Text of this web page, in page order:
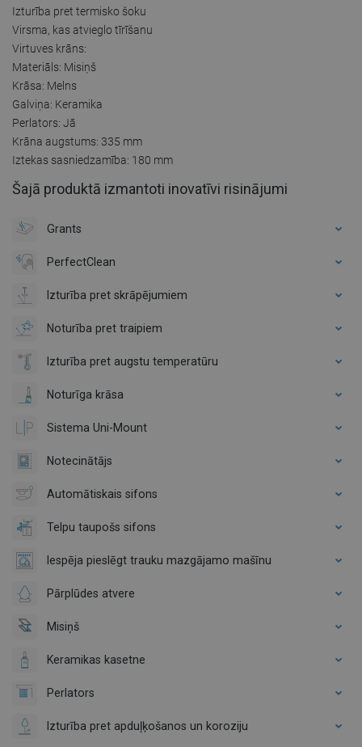
Izturība pret termisko šoku
Virsma, kas atvieglo tīrīšanu
Virtuves krāns:
Materiāls: Misiņš
Krāsa: Melns
Galviņa: Keramika
Perlators: Jā
Krāna augstums: 335 mm
Iztekas sasniedzamība: 180 mm
Šajā produktā izmantoti inovatīvi risinājumi
Grants
PerfectClean
Izturība pret skrāpējumiem
Noturība pret traipiem
Izturība pret augstu temperatūru
Noturīga krāsa
Sistema Uni-Mount
Notecinātājs
Automātiskais sifons
Telpu taupošs sifons
Iespēja pieslēgt trauku mazgājamo mašīnu
Pārplūdes atvere
Misiņš
Keramikas kasetne
Perlators
Izturība pret apduļķošanos un koroziju